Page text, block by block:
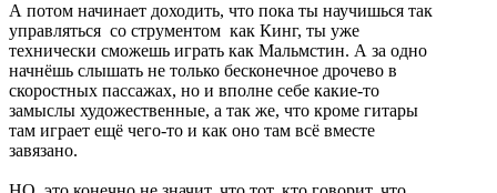
А потом начинает доходить, что пока ты научишься так
управляться со струментом как Кинг, ты уже
технически сможешь играть как Мальмстин. А за одно
начнёшь слышать не только бесконечное дрочево в
скоростных пассажах, но и вполне себе какие-то
замыслы художественные, а так же, что кроме гитары
там играет ещё чего-то и как оно там всё вместе
завязано.